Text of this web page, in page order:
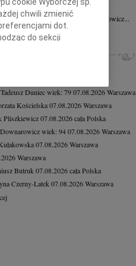
Miodowicz 22.08.2025Kielce
2013 roku odszedł Kostek Miodowicz...
Duniecwiek: 7907.08.2026Warszawa
Kościelska07.08.2026Warszawa
Pliszkiewicz07.08.2026cała Polska
wiek: 9407.08.2026Warszawa
07.08.2026Warszawa
Warszawa
Butruk 07.08.2026cała Polska
Czerny-Latek 07.08.2026Warszawa
chwili zmienić
dot.
do sekcji
przeglądarki.
identyfikacji.
pomiar reklam i